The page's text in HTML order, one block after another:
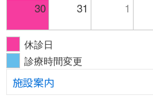
30 31 1
休診日
診療時間変更
施設案内